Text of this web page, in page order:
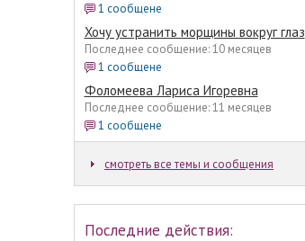
1 сообщене
Хочу устранить морщины вокруг глаз
Последнее сообщение: 10 месяцев
1 сообщене
Фоломеева Лариса Игоревна
Последнее сообщение: 11 месяцев
1 сообщене
смотреть все темы и сообщения
Последние действия: